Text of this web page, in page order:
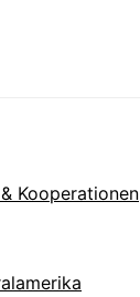
Kooperationen